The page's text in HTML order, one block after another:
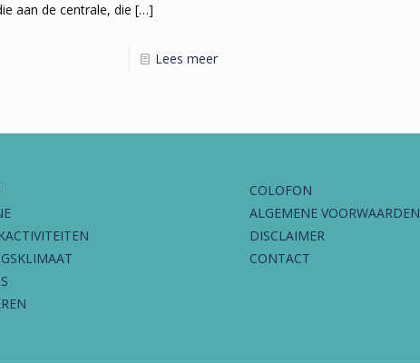
aan de centrale, die […]
Lees meer
COLOFON
ALGEMENE VOORWAARDEN
DISCLAIMER
CONTACT